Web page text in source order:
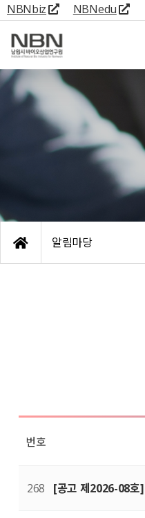
NBNbiz NBNedu
알림마당
번호
268 [공고 제2026-08호]